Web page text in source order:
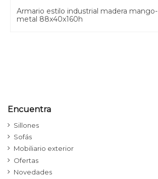
Armario estilo industrial madera mango-
metal 88x40x160h
Encuentra
Sillones
Sofás
Mobiliario exterior
Ofertas
Novedades